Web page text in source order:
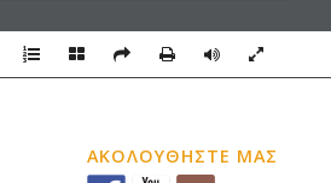
ΑΚΟΛΟΥΘΗΣΤΕ ΜΑΣ